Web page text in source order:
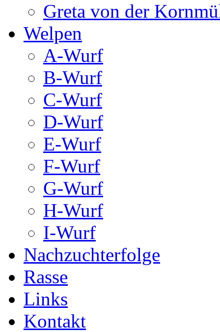
Greta von der
Welpen
A-Wurf
B-Wurf
C-Wurf
D-Wurf
E-Wurf
F-Wurf
G-Wurf
H-Wurf
I-Wurf
Nachzuchterfolge
Rasse
Links
Kontakt